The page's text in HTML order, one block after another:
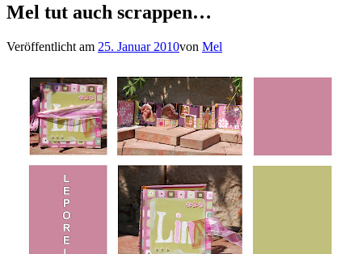
Mel tut auch scrappen…
Veröffentlicht am 25. Januar 2010von Mel